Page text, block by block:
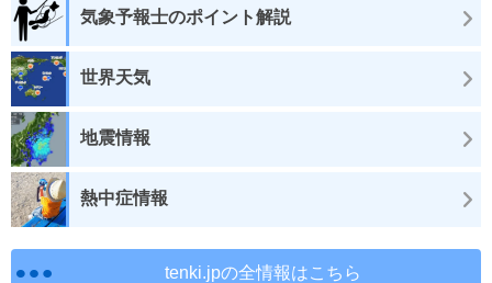
気象予報士のポイント解説
世界天気
地震情報
熱中症情報
tenki.jpの全情報はこちら